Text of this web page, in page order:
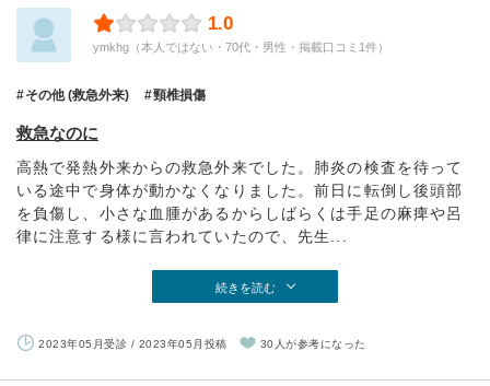
1.0
ymkhg（本人ではない・70代・男性・掲載口コミ1件）
その他 (救急外来) 頸椎損傷
救急なのに
高熱で発熱外来からの救急外来でした。肺炎の検査を待って
いる途中で身体が動かなくなりました。前日に転倒し後頭部
を負傷し、小さな血腫があるからしばらくは手足の麻痺や呂
律に注意する様に言われていたので、先生...
続きを読む
2023年05月受診 / 2023年05月投稿 30人が参考になった